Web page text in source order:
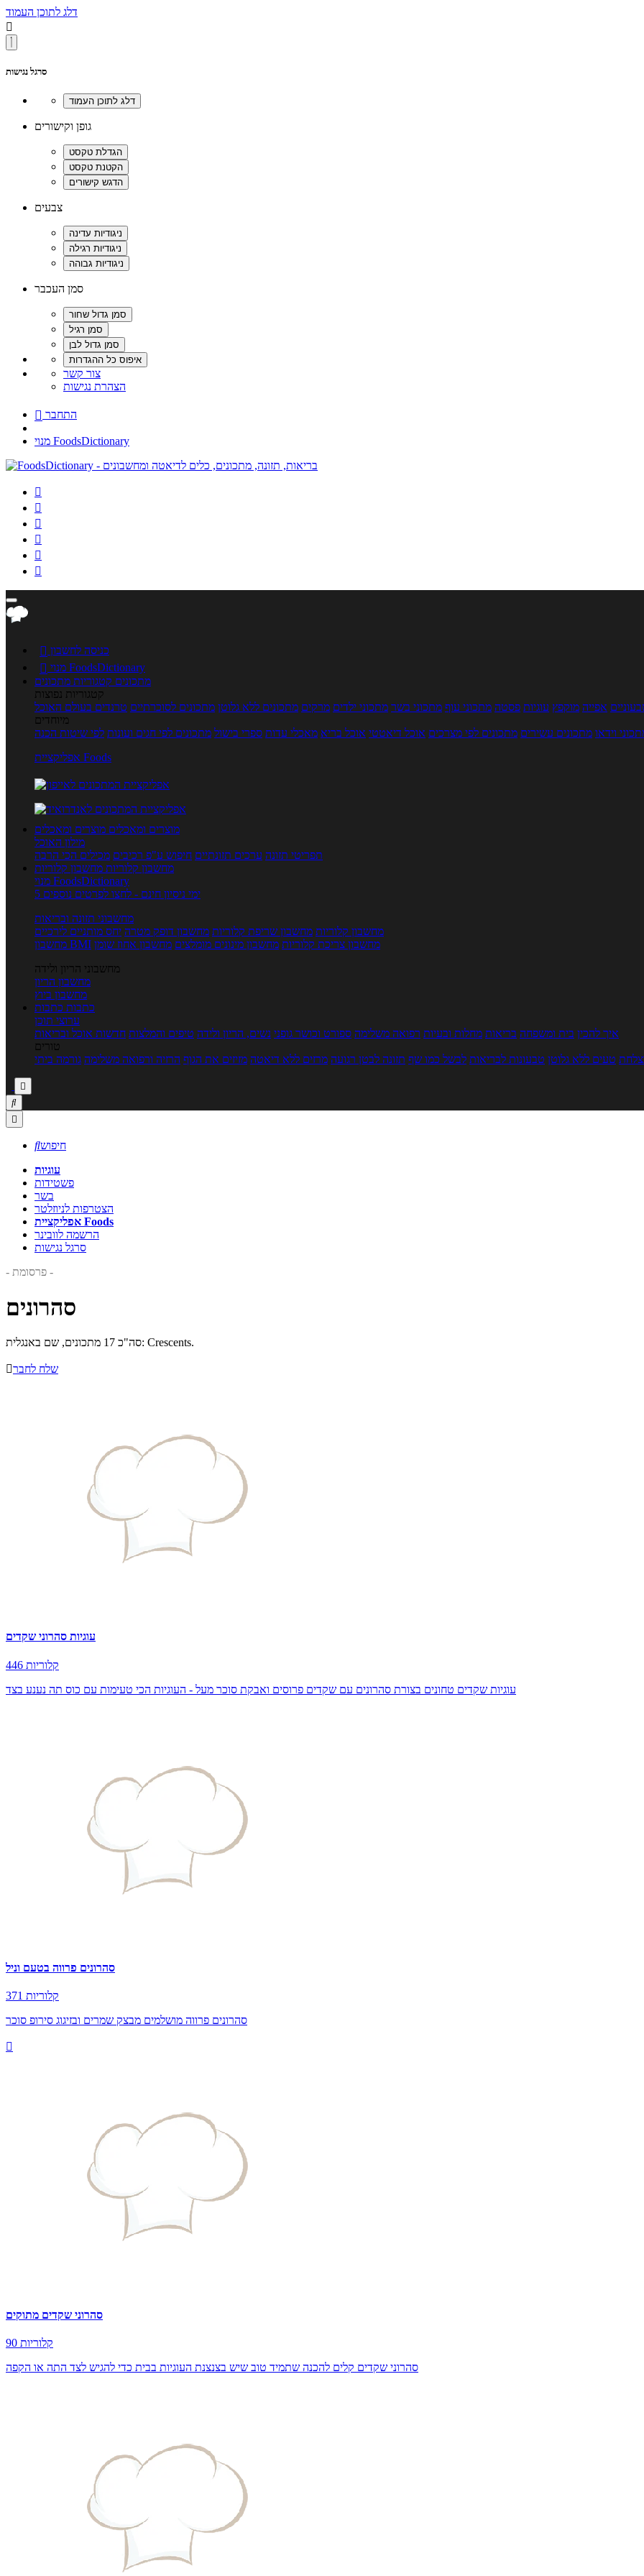
דלג לתוכן העמוד

סרגל נגישות
גופן וקישורים
צבעים
סמן העכבר
צור קשר
הצהרת נגישות
 התחבר
מנוי FoodsDictionary






 כניסה לחשבון

מנוי FoodsDictionary
מתכונים קטגוריות מתכונים
קטגוריות נפוצות
אפייה מוקפץ עוגיות פסטה מתכוני עוף מתכוני בשר מתכוני ילדים מרקים מתכונים ללא גלוטן מתכונים לסוכרתיים טרנדים בעולם האוכל
מיוחדים
וידאו מתכונים עשירים מתכונים לפי מצרכים אוכל דיאטטי אוכל בריא מאכלי עדות ספרי בישול מתכונים לפי חגים ועונות לפי שיטות הכנה
אפליקציית Foods
מוצרים ומאכלים מוצרים ומאכלים
מילון האוכל
תפריטי תזונה ערכים תזונתיים חיפוש ע"פ רכיבים מכילים הכי הרבה
מחשבון קלוריות מחשבון קלוריות
מנוי FoodsDictionary
5 ימי ניסיון חינם - לחצו לפרטים נוספים
מחשבוני תזונה ובריאות
מחשבון קלוריות מחשבון שריפת קלוריות מחשבון דופק מטרה יחס מותניים לירכיים
מחשבון BMI
מחשבון צריכת קלוריות מחשבון מינונים מומלצים מחשבון אחוז שומן
מחשבוני הריון ולידה
מחשבון הריון
מחשבון ביוץ
כתבות כתבות
ערוצי תוכן
איך להכין בית ומשפחה בריאות מחלות ובעיות רפואה משלימה ספורט וכושר גופני נשים, הריון ולידה טיפים והמלצות חדשות אוכל ובריאות
טורים
טעים ללא גלוטן טבעונות לבריאות לבשל כמו שף תזונה לבטן רגועה מרזים ללא דיאטה מזיזים את הגוף הרזיה ורפואה משלימה גורמה ביתי



חיפוש
עוגיות
פשטידות
בשר
הצטרפות לניוזלטר
אפליקציית Foods
הרשמה לוובינר
סרגל נגישות
- פרסומת -
סהרונים
סה"כ 17 מתכונים, שם באנגלית: Crescents.
שלח לחבר
עוגיות סהרוני שקדים
446 קלוריות
עוגיות שקדים טחונים בצורת סהרונים עם שקדים פרוסים ואבקת סוכר מעל - העוגיות הכי טעימות עם כוס תה נענע בצד
סהרונים פרווה בטעם וניל
371 קלוריות
סהרונים פרווה מושלמים מבצק שמרים ובזיגוג סירופ סוכר

סהרוני שקדים מתוקים
90 קלוריות
סהרוני שקדים קלים להכנה שתמיד טוב שיש בצנצנת העוגיות בבית כדי להגיש לצד התה או הקפה